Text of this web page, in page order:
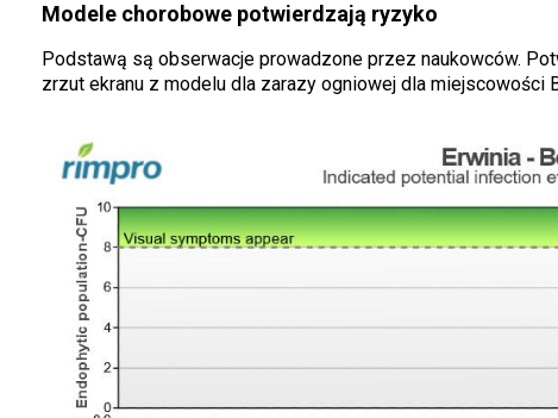
Modele chorobowe potwierdzają ryzyko
Podstawą są obserwacje prowadzone przez naukowców.
zrzut ekranu z modelu dla zarazy ogniowej dla miejscowości